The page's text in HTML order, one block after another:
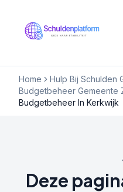
Home
Hulp Bij Schulden
Budgetbeheer Gemeente
Budgetbeheer In Kerkwijk
Deze